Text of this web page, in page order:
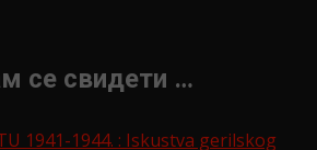
се свидети …